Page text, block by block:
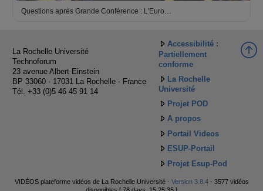
Questions après Grande Conférence : L'Euro…
La Rochelle Université
Technoforum
23 avenue Albert Einstein
BP 33060 - 17031 La Rochelle - France
Tél. +33 (0)5 46 45 91 14
Accessibilité :
Partiellement
conforme
La Rochelle
Université
Projet POD
A propos
Portail Videos
ESUP-Portail
Projet Esup-Pod
VIDÉOS plateforme vidéos de La Rochelle Université - Version 3.8.4- 3577 vidéos